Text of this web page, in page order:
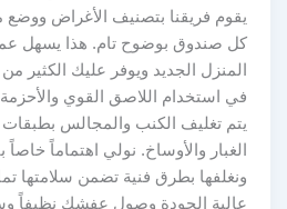
يقوم فريقنا بتصنيف الأغراض
كل صندوق بوضوح تام. هذا يسهل
المنزل الجديد ويوفر عليك الكثير
في استخدام اللاصق القوي
يتم تغليف الكنب والمجالس بطبقات
الغبار والأوساخ. نولي اهتماماً خاصاً
ونغلفها بطرق فنية تضمن سلامتها
عالية الجودة وصول عفشك نظيفاً